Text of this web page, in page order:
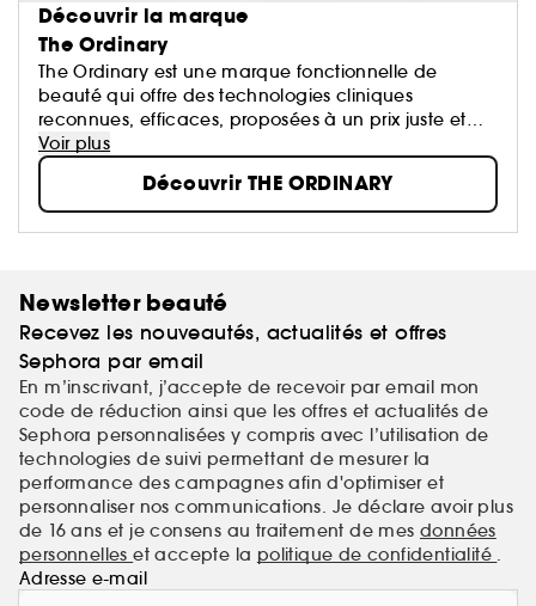
Découvrir la marque
The Ordinary
The Ordinary est une marque fonctionnelle de
beauté qui offre des technologies cliniques
reconnues, efficaces, proposées à un prix juste et
accompagnées d'un discours transparent.
Dans l'industrie du soin, l'intégrité se fait rare.
Certaines technologies désormais “ordinaires” sont
toujours présentées comme étant révolutionnaires et
proposes à des prix injustifiés, ce qui trouble le
Voir plus
Découvrir THE ORDINARY
Newsletter beauté
Recevez les nouveautés, actualités et offres
Sephora par email
En m’inscrivant, j’accepte de recevoir par email mon
code de réduction ainsi que les offres et actualités de
Sephora personnalisées y compris avec l’utilisation de
technologies de suivi permettant de mesurer la
performance des campagnes afin d'optimiser et
personnaliser nos communications. Je déclare avoir plus
de 16 ans et je consens au traitement de mes données
personnelleset accepte la politique de confidentialité .
Adresse e-mail